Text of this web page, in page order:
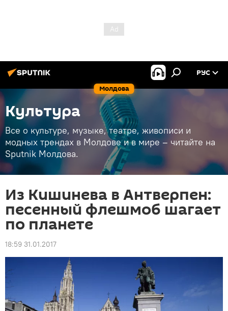
Молдова
РУС
Культура
Все о культуре, музыке, театре, живописи и
модных трендах в Молдове и в мире – читайте на
Sputnik Молдова.
Из Кишинева в Антверпен:
песенный флешмоб шагает
по планете
18:59 31.01.2017